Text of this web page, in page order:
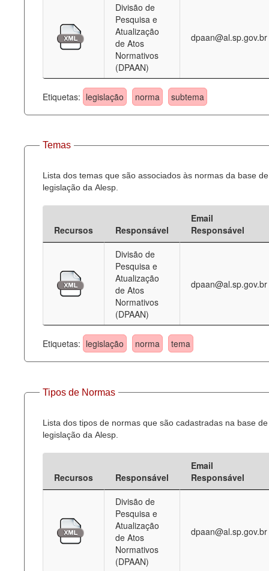
Divisão de
Pesquisa e
Atualização
de Atos
Normativos
(DPAAN)
dpaan@al.sp.gov.br
Etiquetas: legislação norma subtema
Temas
Lista dos temas que são associados às normas da base de
legislação da Alesp.
Recursos Responsável
Email
Responsável
Divisão de
Pesquisa e
Atualização
de Atos
Normativos
(DPAAN)
dpaan@al.sp.gov.br
Etiquetas: legislação norma tema
Tipos de Normas
Lista dos tipos de normas que são cadastradas na base de
legislação da Alesp.
Recursos Responsável
Email
Responsável
Divisão de
Pesquisa e
Atualização
de Atos
Normativos
(DPAAN)
dpaan@al.sp.gov.br